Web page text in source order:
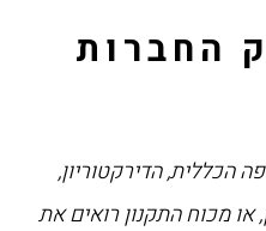
הדירקטוריון,
מכוח התקנון רואים את